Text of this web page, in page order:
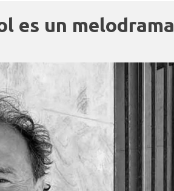
es un melodrama